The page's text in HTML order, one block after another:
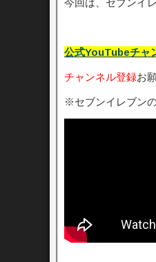
今回は、セブンイ
公式YouTubeチャ
チャンネル登録お
※セブンイレブン